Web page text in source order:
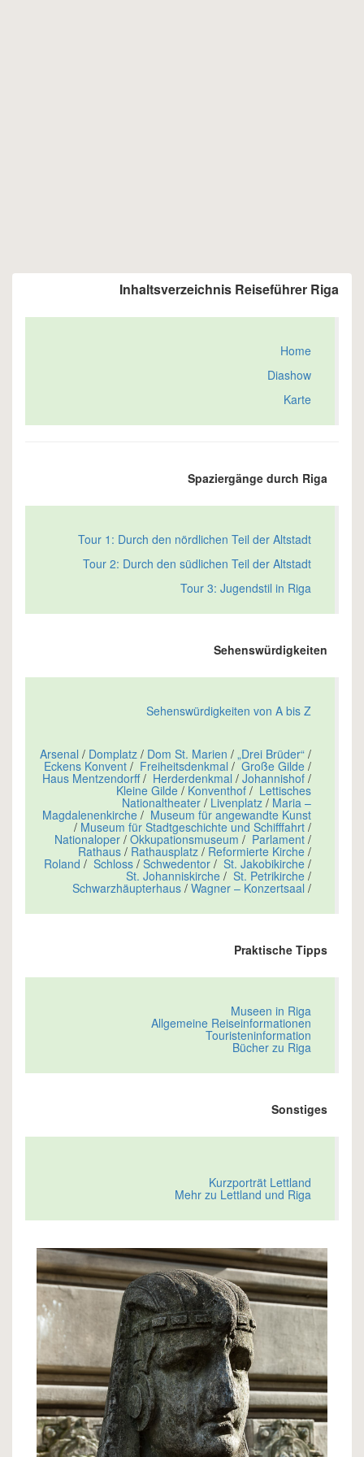
Inhaltsverzeichnis Reiseführer Riga
Home
Diashow
Karte
Spaziergänge durch Riga
Tour 1: Durch den nördlichen Teil der Altstadt
Tour 2: Durch den südlichen Teil der Altstadt
Tour 3: Jugendstil in Riga
Sehenswürdigkeiten
Sehenswürdigkeiten von A bis Z
Arsenal / Domplatz / Dom St. Marien / „Drei Brüder“ /
Eckens Konvent / Freiheitsdenkmal /Große Gilde /
Haus Mentzendorff/ Herderdenkmal / Johannishof /
Kleine Gilde / Konventhof / Lettisches
Nationaltheater / Livenplatz / Maria –
Magdalenenkirche / Museum für angewandte Kunst
/ Museum für Stadtgeschichte und Schifffahrt /
Nationaloper / Okkupationsmuseum / Parlament /
Rathaus / Rathausplatz / Reformierte Kirche /
Roland / Schloss / Schwedentor / St. Jakobikirche /
St. Johanniskirche / St. Petrikirche /
Schwarzhäupterhaus / Wagner – Konzertsaal /
Praktische Tipps
Museen in Riga
Allgemeine Reiseinformationen
Touristeninformation
Bücher zu Riga
Sonstiges
Kurzporträt Lettland
Mehr zu Lettland und Riga